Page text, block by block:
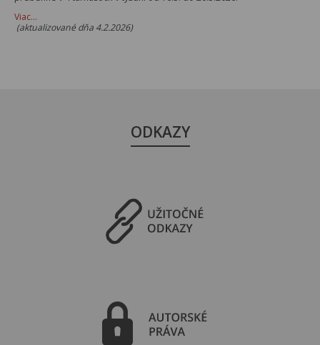
Viac…
(aktualizované dňa 4.2.2026)
ODKAZY